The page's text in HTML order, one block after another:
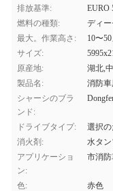
排放基準:
EURO
燃料の種類:
ディ
最大。作業高さ:
10〜
サイズ:
原産地:
湖北,
製品名:
消防
シャーシのブラ
ンド:
ドライブタイプ:
選択
消火剤:
水タ
アプリケーショ
ン:
市消
色:
赤色